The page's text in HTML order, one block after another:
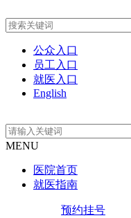
公众入口
员工入口
就医入口
English
MENU
医院首页
就医指南
预约挂号